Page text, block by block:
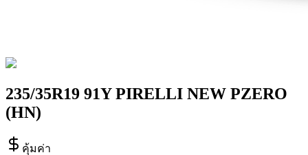
235/35R19 91Y PIRELLI NEW PZERO
(HN)
คุ้มค่า